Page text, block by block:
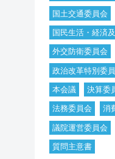
国土交通委員会
国民生活・経済
外交防衛委員会
政治改革特別委
本会議
決算委
法務委員会
消
議院運営委員会
質問主意書